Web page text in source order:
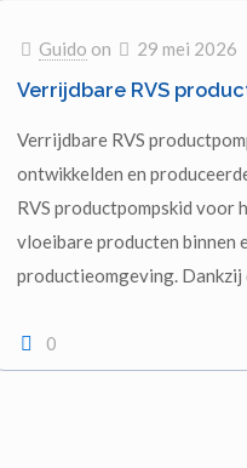
Guido on 29 mei 2026
Verrijdbare RVS
Verrijdbare RVS
ontwikkelden en
RVS productpompskid voor
vloeibare producten binnen
productieomgeving. Dankzij
0